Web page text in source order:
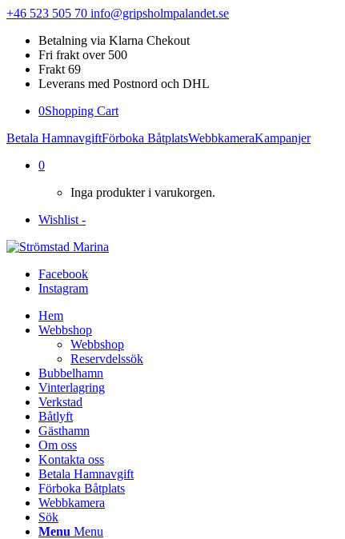
+46 523 505 70 info@gripsholmpalandet.se
Betalning via Klarna Chekout
Fri frakt over 500
Frakt 69
Leverans med Postnord och DHL
0Shopping Cart
Betala HamnavgiftFörboka BåtplatsWebbkameraKampanjer
0
Inga produkter i varukorgen.
Wishlist -
Facebook
Instagram
Hem
Webbshop
Webbshop
Reservdelssök
Bubbelhamn
Vinterlagring
Verkstad
Båtlyft
Gästhamn
Om oss
Kontakta oss
Betala Hamnavgift
Förboka Båtplats
Webbkamera
Sök
Menu Menu